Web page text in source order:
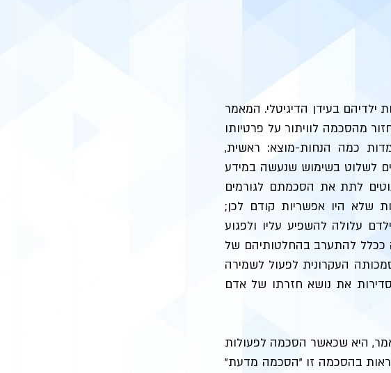
ילדיהם בעידן הדיגיטלי. המאמר
מהסכמה לוויתור על פרטיותו
כמה הנחות-מוצא: ראשית,
לשלוט בשימוש שנעשה במידע
נוטים לתת את הסכמתם לגורמים
שלא היו אפשריות קודם לכן;
עלולה להשפיע עליו ולפגוע
ככלל להתערב בהחלטותיהם של
העקרונית לפעול לשמירה
את נושא חזרתו של אדם
היא שכאשר הסכמה לפעולות
לראות בהסכמה זו "הסכמה מדעת"